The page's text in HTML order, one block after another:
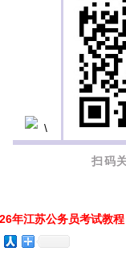
扫码
年江苏公务员考试教程